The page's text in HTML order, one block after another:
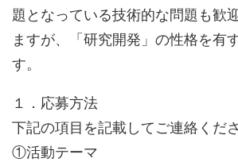
題となっている技術的な問題も歓
ますが、「研究開発」の性格を有
す。
１．応募方法
下記の項目を記載してご連絡くださ
①活動テーマ